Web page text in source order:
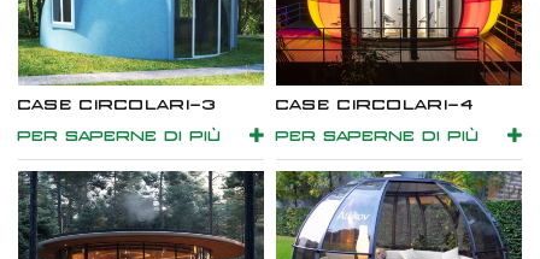
CASE CIRCOLARI-3
PER SAPERNE DI PIÙ
CASE CIRCOLARI-4
PER SAPERNE DI PIÙ